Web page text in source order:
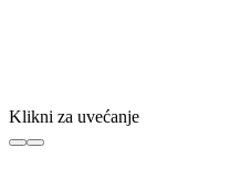
Klikni za uvećanje